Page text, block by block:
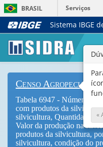
BRASIL
Serviços
Sistema IBGE
Censo Agropecuário
Tabela 6947 - Número de
com produtos da
silvicultura, Quantidade
Valor da produção na
produtos da silvicultura,
silvicultura, condição do
«